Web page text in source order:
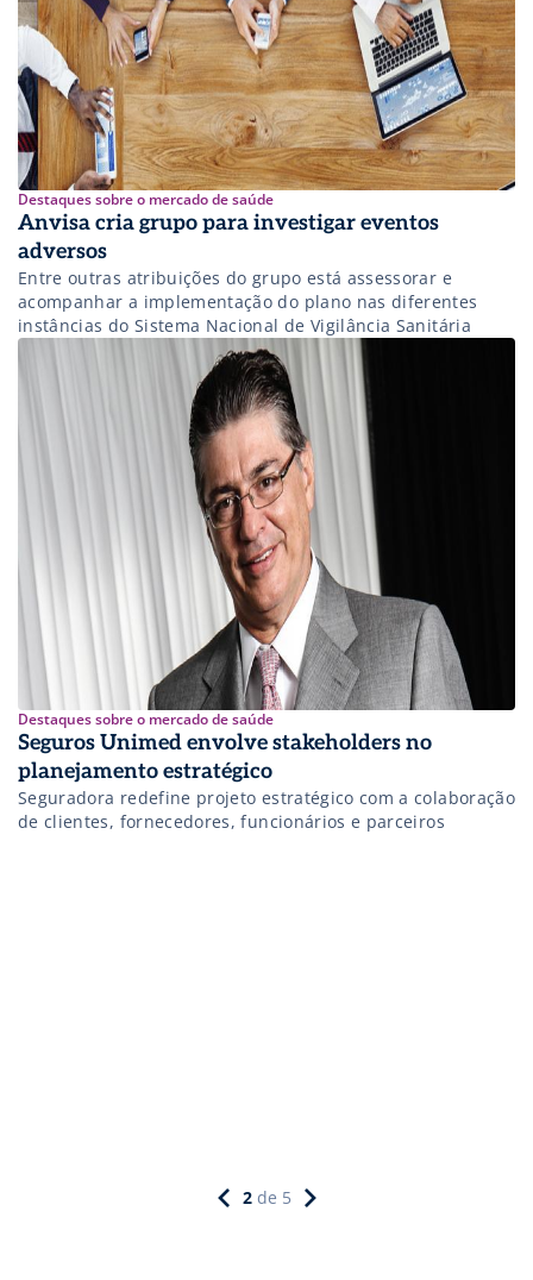
Destaques sobre o mercado de saúde
Anvisa cria grupo para investigar eventos
adversos
Entre outras atribuições do grupo está assessorar e
acompanhar a implementação do plano nas diferentes
instâncias do Sistema Nacional de Vigilância Sanitária
Destaques sobre o mercado de saúde
Seguros Unimed envolve stakeholders no
planejamento estratégico
Seguradora redefine projeto estratégico com a colaboração
de clientes, fornecedores, funcionários e parceiros
2 de 5